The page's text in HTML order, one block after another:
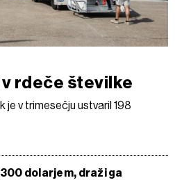
rdeče številke
je v trimesečju ustvaril 198
dolarjem, draži ga